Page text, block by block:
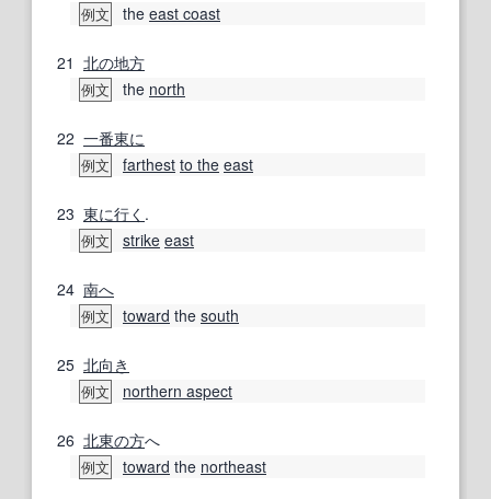
例文 the east coast
21 北の地方
例文 the north
22 一番東に
例文 farthest to the east
23 東に行く .
例文 strike east
24 南へ
例文 toward the south
25 北向き
例文 northern aspect
26 北東の方へ
例文 toward the northeast